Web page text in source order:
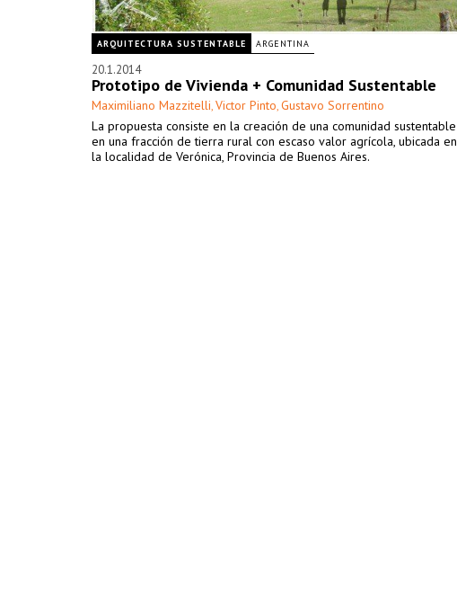
ARQUITECTURA SUSTENTABLE ARGENTINA
20.1.2014
Prototipo de Vivienda + Comunidad Sustentable
Maximiliano Mazzitelli, Victor Pinto, Gustavo Sorrentino
La propuesta consiste en la creación de una comunidad sustentable
en una fracción de tierra rural con escaso valor agrícola, ubicada en
la localidad de Verónica, Provincia de Buenos Aires.